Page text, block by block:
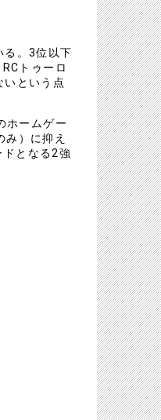
る。3位以下
トゥーロ
という点
ホームゲー
）に抑え
となる2強